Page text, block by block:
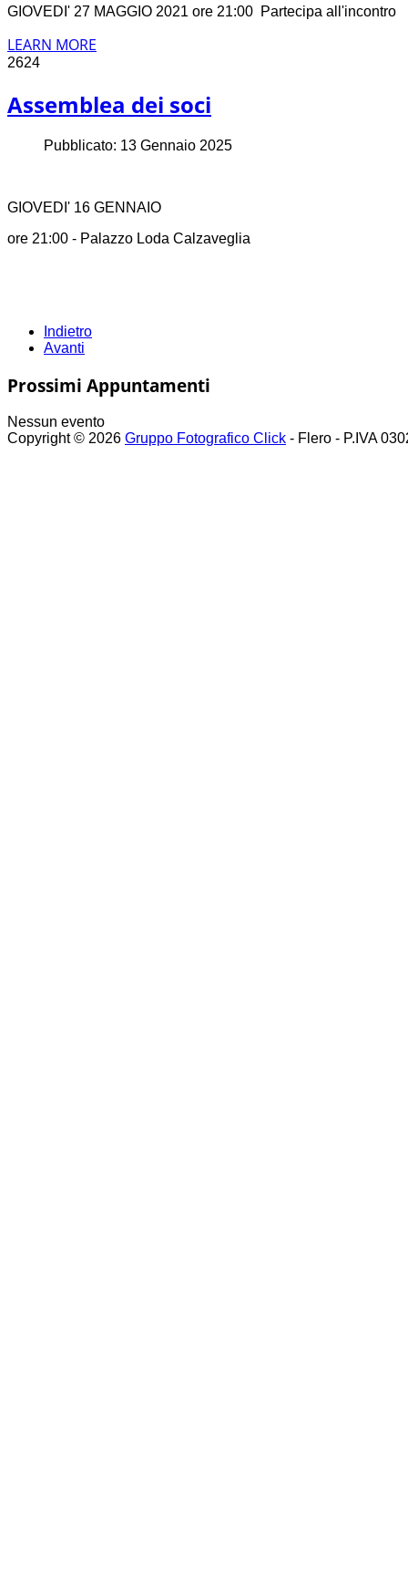
GIOVEDI' 27 MAGGIO 2021 ore 21:00 Partecipa all'incontro
LEARN MORE
2624
Assemblea dei soci
Pubblicato: 13 Gennaio 2025
GIOVEDI' 16 GENNAIO
ore 21:00 - Palazzo Loda Calzaveglia
Indietro
Avanti
Prossimi Appuntamenti
Nessun evento
Copyright © 2026 Gruppo Fotografico Click - Flero - P.IVA